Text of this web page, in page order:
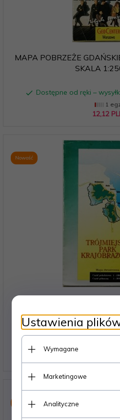
MAPA POBRZEŻE
SKALA
Dostępne od ręki –
1
12,12
Nowość
MAPA TRÓJMIEJSKI PARK
1:15000/
Dostępne od ręki –
Nowość
Ustawienia
Wymagane
Marketingowe
Analityczne